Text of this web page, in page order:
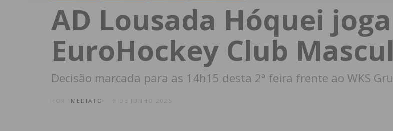
AD Lousada Hóquei
EuroHockey Club
Decisão marcada para as 14h15 desta 2ª feira frente ao WKS
IMEDIATO